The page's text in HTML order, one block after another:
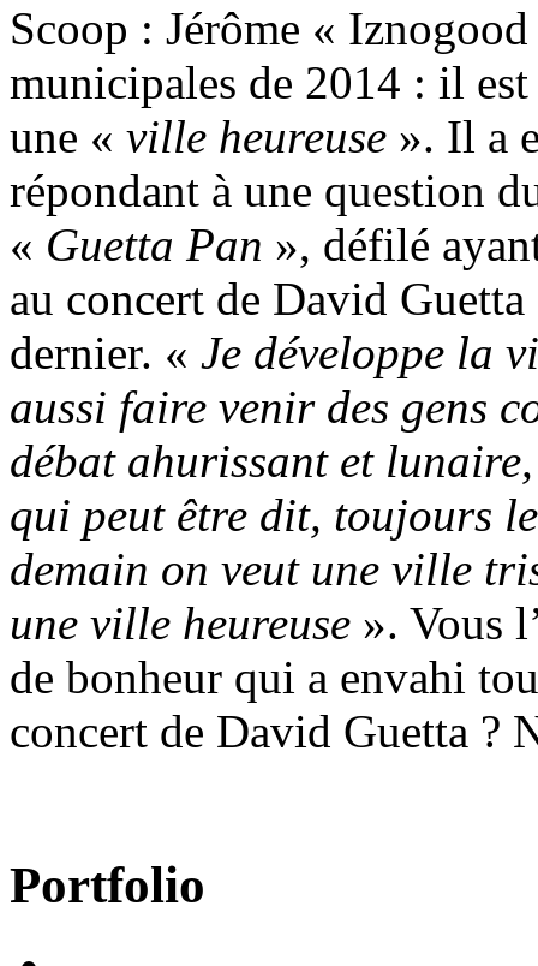
Scoop : Jérôme «
municipales de 2014 : il
une « ville heureuse ». Il a
répondant à une question
« Guetta Pan », défilé
au concert de David
dernier. « Je développe la
aussi faire venir des gens
débat ahurissant et
qui peut être dit, toujours
demain on veut une ville
une ville heureuse ». Vous
de bonheur qui a envahi
concert de David Guetta ?
Portfolio